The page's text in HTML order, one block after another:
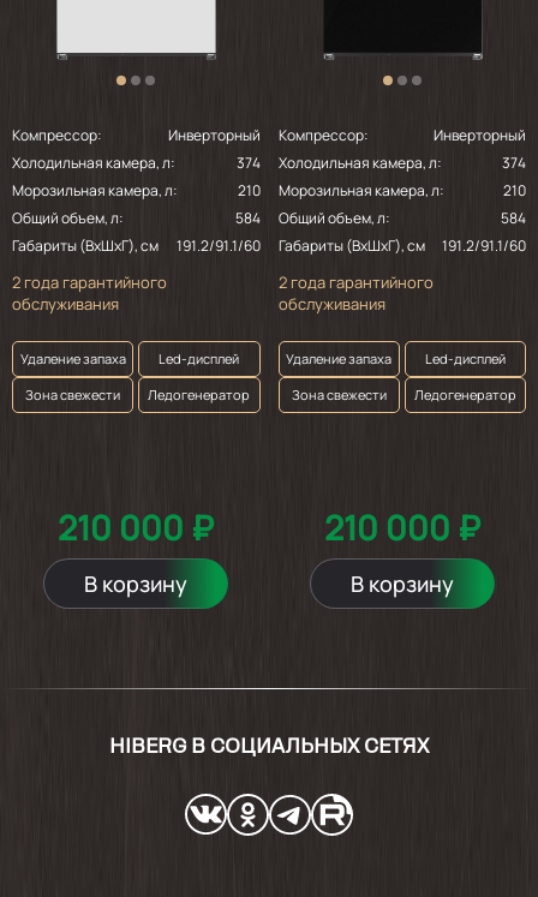
Компрессор:
Инверторный
Холодильная камера, л:
374
Морозильная камера, л:
210
Общий объем, л:
584
Габариты (ВхШхГ), см
191.2/91.1/60
2 года гарантийного
обслуживания
Удаление запаха
Led-дисплей
Зона свежести
Ледогенератор
210 000 ₽
В корзину
Компрессор:
Инверторный
Холодильная камера, л:
374
Морозильная камера, л:
210
Общий объем, л:
584
Габариты (ВхШхГ), см
191.2/91.1/60
2 года гарантийного
обслуживания
Удаление запаха
Led-дисплей
Зона свежести
Ледогенератор
210 000 ₽
В корзину
HIBERG В СОЦИАЛЬНЫХ СЕТЯХ